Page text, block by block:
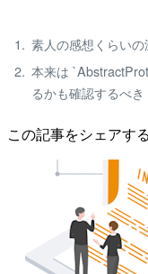
素人の感想くらい
本来は
るかも確認するべき
この記事をシェアする